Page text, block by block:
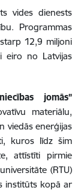
vides dienests
Programmas
12,9 miljoni
eiro no Latvijas
jomās”
materiālu,
viedās enerģijas
kuros līdz šim
attīstīti pirmie
(RTU)
institūts kopā ar